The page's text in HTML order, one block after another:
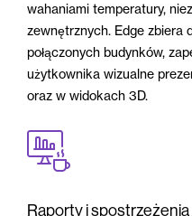
wahaniami temperatury,
zewnętrznych. Edge zbiera
połączonych budynków,
użytkownika wizualne
oraz w widokach 3D.
Raporty i spostrzeżenia